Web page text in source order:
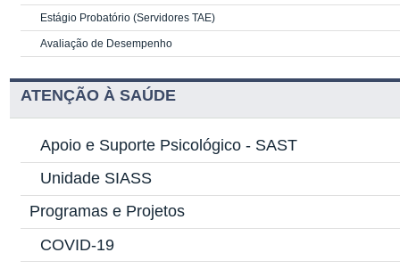
Estágio Probatório (Servidores TAE)
Avaliação de Desempenho
ATENÇÃO À SAÚDE
Apoio e Suporte Psicológico - SAST
Unidade SIASS
Programas e Projetos
COVID-19